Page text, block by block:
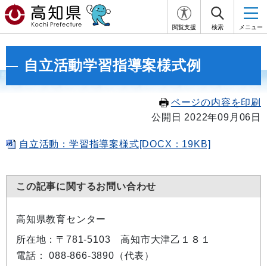
閲覧支援 検索 メニュー
自立活動学習指導案様式例
ページの内容を印刷
公開日 2022年09月06日
自立活動：学習指導案様式[DOCX：19KB]
この記事に関するお問い合わせ
高知県教育センター
所在地：〒781-5103 高知市大津乙１８１
電話： 088-866-3890（代表）